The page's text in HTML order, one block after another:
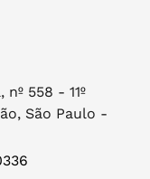
nº 558 - 11º
São Paulo -